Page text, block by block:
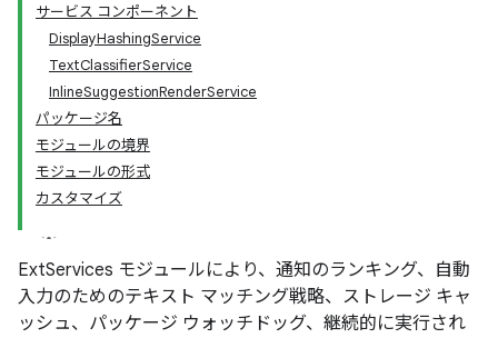
サービス コンポーネント
DisplayHashingService
TextClassifierService
InlineSuggestionRenderService
パッケージ名
モジュールの境界
モジュールの形式
カスタマイズ
ExtServices モジュールにより、通知のランキング、自動
入力のためのテキスト マッチング戦略、ストレージ キャ
ッシュ、パッケージ ウォッチドッグ、継続的に実行され